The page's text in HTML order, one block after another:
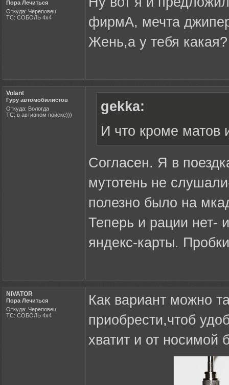
Пора Лечиться
Откуда: Череповец
ТС: СОБОЛЬ 4х4
фирмА, мечта
Жень,а у тебя какая?
Volant
Гуру автомобилистов
Откуда: Вологда
ТС: в автивном поиске)))
gekka:
И что кроме матов
Согласен. Я в
мутотень не
полезно было на
Теперь и рации нет-
яндекс-карты.
NIVATOR
Пора Лечиться
Откуда: Череповец
ТС: СОБОЛЬ 4х4
Как вариант можно
приобрести,чтоб
хватит и от носимой